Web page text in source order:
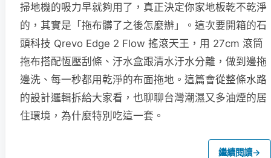
掃地機的吸力早就夠用了，真正決定你家地板乾不乾淨
的，其實是「拖布髒了之後怎麼辦」。這次要開箱的石
頭科技 Qrevo Edge 2 Flow 搖滾天王，用 27cm 滾筒
拖布搭配恆壓刮條、汙水盒跟清水汙水分離，做到邊拖
邊洗、每一秒都用乾淨的布面拖地。這篇會從整條水路
的設計邏輯拆給大家看，也聊聊台灣潮濕又多油煙的居
住環境，為什麼特別吃這一套。
繼續閱讀→